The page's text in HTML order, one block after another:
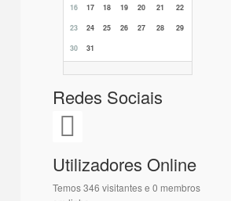
16
17 18 19 20 21
22
23
24 25 26 27 28
29
30
31
Redes Sociais
Utilizadores Online
Temos 346 visitantes e 0 membros